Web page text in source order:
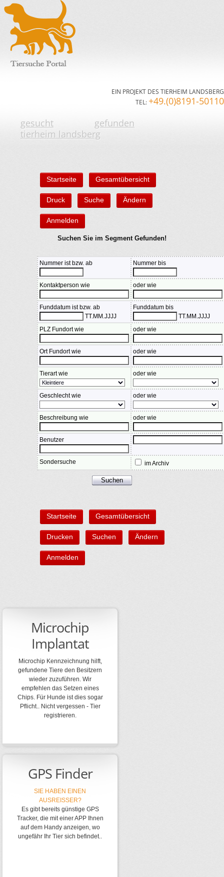
EIN PROJEKT DES TIERHEIM LANDSBERG
TEL: +49.(0)8191-50110
gesucht
gefunden
tierheim landsberg
Startseite Gesamtübersicht
Druck Suche Ändern
Anmelden
Suchen Sie im Segment Gefunden!
Nummer ist bzw. ab Nummer bis
Kontaktperson wie oder wie
Funddatum ist bzw. ab
TT.MM.JJJJ
Funddatum bis
TT.MM.JJJJ
PLZ Fundort wie
oder wie
Ort Fundort wie oder wie
Tierart wie oder wie
Geschlecht wie oder wie
Beschreibung wie oder wie
Benutzer
Sondersuche im Archiv
Startseite Gesamtübersicht
Drucken Suchen Ändern
Anmelden
Microchip
Implantat
Microchip Kennzeichnung hilft,
gefundene Tiere den Besitzern
wieder zuzuführen. Wir
empfehlen das Setzen eines
Chips. Für Hunde ist dies sogar
Pflicht.. Nicht vergessen - Tier
registrieren.
GPS Finder
SIE HABEN EINEN
AUSREISSER?
Es gibt bereits günstige GPS
Tracker, die mit einer APP Ihnen
auf dem Handy anzeigen, wo
ungefähr Ihr Tier sich befindet..